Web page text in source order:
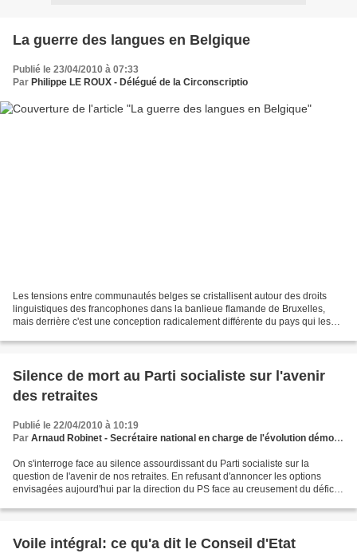
La guerre des langues en Belgique
Publié le 23/04/2010 à 07:33
Par Philippe LE ROUX - Délégué de la Circonscriptio
Les tensions entre communautés belges se cristallisent autour des droits
linguistiques des francophones dans la banlieue flamande de Bruxelles,
mais derrière c'est une conception radicalement différente du pays qui les
Silence de mort au Parti socialiste sur l'avenir
des retraites
Publié le 22/04/2010 à 10:19
Par Arnaud Robinet - Secrétaire national en charge de l'évolution démographique et de la réforme des retraites
On s'interroge face au silence assourdissant du Parti socialiste sur la
question de l'avenir de nos retraites. En refusant d'annoncer les options
envisagées aujourd'hui par la direction du PS face au creusement du déficit
Voile intégral: ce qu'a dit le Conseil d'Etat